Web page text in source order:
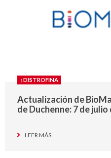
↑DISTROFINA
Actualización de
de Duchenne: 7 de julio
LEER MÁS